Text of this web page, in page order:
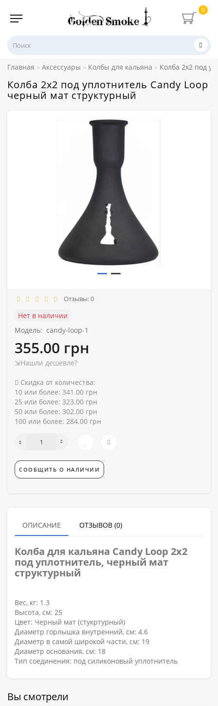
0
Главная Аксессуары Колбы для кальяна Колба 2х2 под
Колба 2х2 под уплотнитель Candy Loop
черный мат структурный
Отзывы: 0
Нет в наличии
Модель: candy-loop-1
355.00 грн
⇲Нашли дешевле?
Скидка от количества:
10 или более: 341.00 грн
25 или более: 323.00 грн
50 или более: 302.00 грн
100 или более: 284.00 грн
СООБЩИТЬ О НАЛИЧИИ
ОПИСАНИЕ ОТЗЫВОВ (0)
Колба для кальяна Candy Loop 2х2
под уплотнитель, черный мат
структурный
Вес, кг: 1.3
Высота, см: 25
Цвет: Черный мат (стукртурный)
Диаметр горлышка внутренний, см: 4.6
Диаметр в самой широкой части, см: 19
Диаметр основания, см: 18
Тип соединения: под силиконовый уплотнитель
Вы смотрели